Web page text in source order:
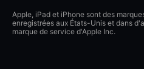
Apple, iPad et iPhone sont des
enregistrées aux États-Unis et dans
marque de service d'Apple Inc.